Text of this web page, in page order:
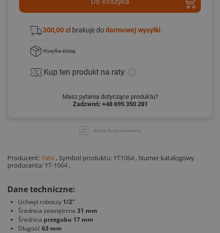
300,00 zł brakuje dodarmowej wysyłki.
Wysyłkadzisiaj
Kup ten produkt na raty
Masz pytania dotyczące produktu?
Zadzwoń: +48 695 350 281
dodaj do porównania
Producent:Yato , Symbol produktu:YT1064 , Numer katalogowy
producenta:YT-1064 ,
Dane techniczne:
Uchwyt roboczy 1/2"
Średnica zewnętrzna 31 mm
Średnica przegubu 17 mm
Długość 63 mm